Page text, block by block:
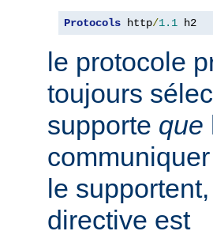
Protocols http/1.1 h2
le protocole
toujours
supporte que
le
directive est